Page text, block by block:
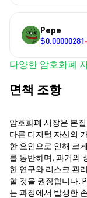
Pepe
$0.00000281
다양한 암호화폐
면책 조항
암호화폐 시장은 본
다른 디지털 자산의
한 요인으로 인해 크
를 동반하며, 과거의
한 연구와 리스크 관
할 것을 권장합니다.
는 과정에서 발생한